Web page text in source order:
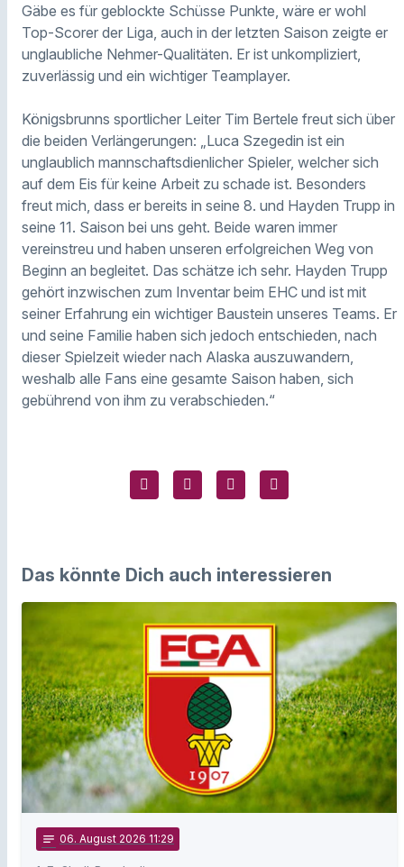
Gäbe es für geblockte Schüsse Punkte, wäre er wohl
Top-Scorer der Liga, auch in der letzten Saison zeigte er
unglaubliche Nehmer-Qualitäten. Er ist unkompliziert,
zuverlässig und ein wichtiger Teamplayer.
Königsbrunns sportlicher Leiter Tim Bertele freut sich über
die beiden Verlängerungen: „Luca Szegedin ist ein
unglaublich mannschaftsdienlicher Spieler, welcher sich
auf dem Eis für keine Arbeit zu schade ist. Besonders
freut mich, dass er bereits in seine 8. und Hayden Trupp in
seine 11. Saison bei uns geht. Beide waren immer
vereinstreu und haben unseren erfolgreichen Weg von
Beginn an begleitet. Das schätze ich sehr. Hayden Trupp
gehört inzwischen zum Inventar beim EHC und ist mit
seiner Erfahrung ein wichtiger Baustein unseres Teams. Er
und seine Familie haben sich jedoch entschieden, nach
dieser Spielzeit wieder nach Alaska auszuwandern,
weshalb alle Fans eine gesamte Saison haben, sich
gebührend von ihm zu verabschieden.“
Das könnte Dich auch interessieren
notes 06. August 2026 11:29